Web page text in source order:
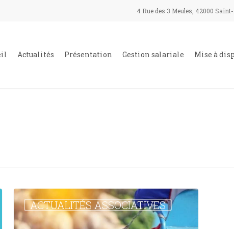
4 Rue des 3 Meules, 42000
Actualités Présentation Gestion salariale Mise à
Autorisation
des
Nageurs
ACTUALITÉS ASSOCIATIVES